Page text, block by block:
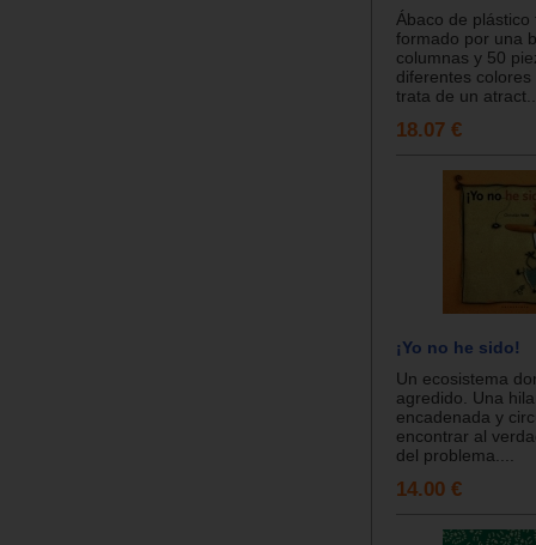
Ábaco de plástico
formado por una
columnas y 50
diferentes
trata de un
18.07 €
¡Yo no he sido!
Un ecosistema
agredido. Una
encadenada y
encontrar al
del problema....
14.00 €